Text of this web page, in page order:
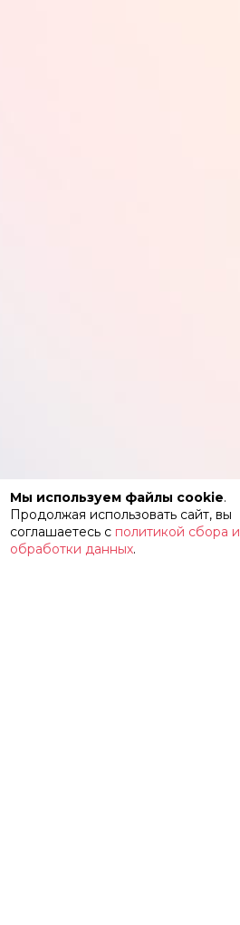
Мы используем файлы cookie.
Продолжая использовать сайт, вы
соглашаетесь с политикой сбора и
обработки данных.